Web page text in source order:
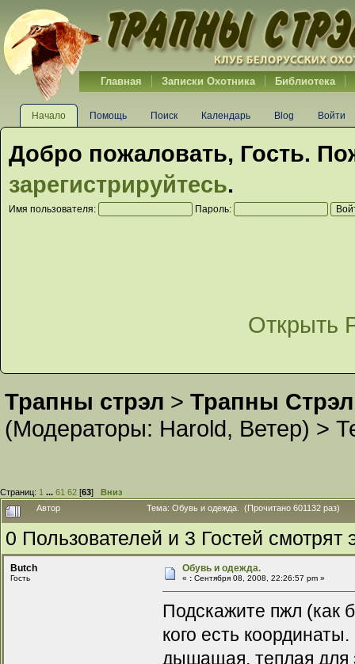
Главная Записки Охотника Библиотека
Начало Помощь Поиск Календарь Blog Войти
Добро пожаловать, Гость.
зарегистрируйтесь.
Имя пользователя: Пароль:
Открыть
Трапны стрэл > Трапны Стрэл
(Модераторы: Harold, Ветер) >
Страниц: 1 ... 61 62 [63] Вниз
Автор
Тема: Обувь и одежда. (Прочитано 601132 раз)
0 Пользователей и 3 Гостей смотрят
Butch
Гость
Обувь и одежда.
« : Сентября 08, 2008, 22:26:57 pm »
Подскажите пжл (как
кого есть
дышащая, теплая для